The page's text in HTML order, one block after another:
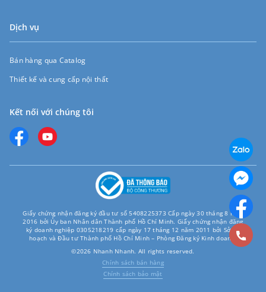
Dịch vụ
Bán hàng qua Catalog
Thiết kế và cung cấp nội thất
Kết nối với chúng tôi
Giấy chứng nhận đăng ký đầu tư số 5408225373 Cấp ngày 30 tháng 8 năm
2016 bởi Ủy ban Nhân dân Thành phố Hồ Chí Minh. Giấy chứng nhận đăng
ký doanh nghiệp 0305218219 cấp ngày 17 tháng 12 năm 2011 bởi Sở Kế
hoạch và Đầu tư Thành phố Hồ Chí Minh – Phòng Đăng ký Kinh doanh.
©2026 Nhanh Nhanh. All rights reserved.
Chính sách bán hàng
Chính sách bảo mật